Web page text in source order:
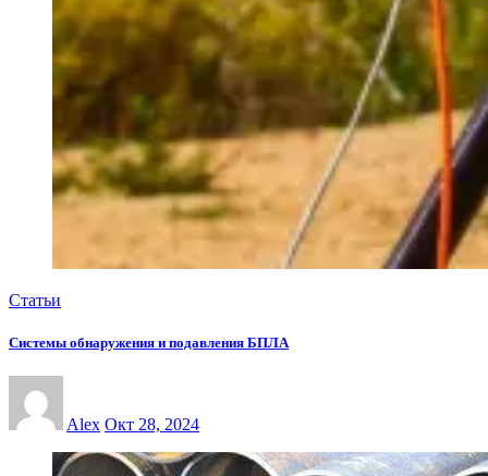
Статьи
Системы обнаружения и подавления БПЛА
Alex Окт 28, 2024